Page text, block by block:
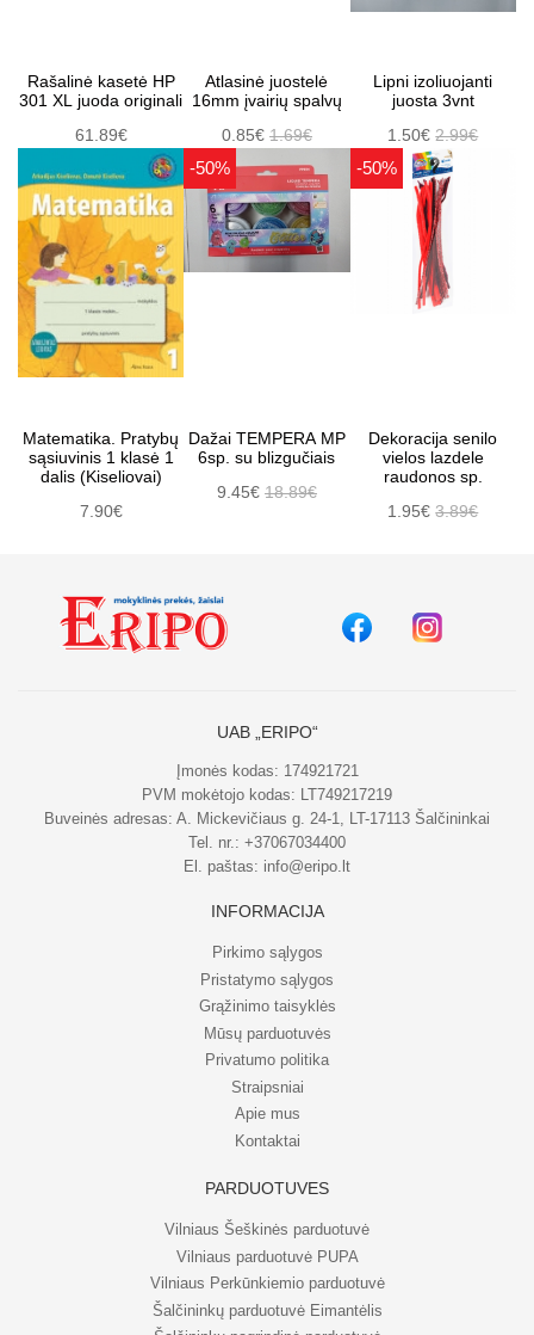
Rašalinė kasetė HP
301 XL juoda originali
61.89€
Atlasinė juostelė
16mm įvairių spalvų
0.85€ 1.69€
Lipni izoliuojanti
juosta 3vnt
1.50€2.99€
Matematika. Pratybų
sąsiuvinis 1 klasė 1
dalis (Kiseliovai)
7.90€
-50%
Dažai TEMPERA MP
6sp. su blizgučiais
9.45€ 18.89€
-50%
Dekoracija senilo
vielos lazdele
raudonos sp.
1.95€3.89€
UAB „ERIPO“
Įmonės kodas: 174921721
PVM mokėtojo kodas: LT749217219
Buveinės adresas: A. Mickevičiaus g. 24-1, LT-17113 Šalčininkai
Tel. nr.: +37067034400
El. paštas: info@eripo.lt
INFORMACIJA
Pirkimo sąlygos
Pristatymo sąlygos
Grąžinimo taisyklės
Mūsų parduotuvės
Privatumo politika
Straipsniai
Apie mus
Kontaktai
PARDUOTUVĖS
Vilniaus Šeškinės parduotuvė
Vilniaus parduotuvė PUPA
Vilniaus Perkūnkiemio parduotuvė
Šalčininkų parduotuvė Eimantėlis